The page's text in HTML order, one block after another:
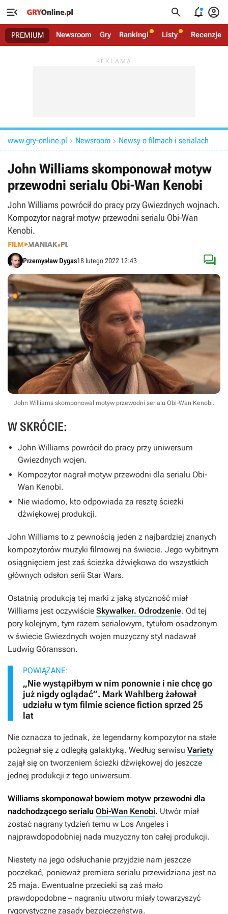
   
PREMIUM Newsroom Gry Rankingi Listy Recenzje
www.gry-online.pl  Newsroom  Newsy o filmach i serialach
John Williams skomponował motyw
przewodni serialu Obi-Wan Kenobi
John Williams powrócił do pracy przy Gwiezdnych wojnach.
Kompozytor nagrał motyw przewodni serialu Obi-Wan
Kenobi.
Przemysław Dygas18 lutego 2022 12:43 
John Williams skomponował motyw przewodni serialu Obi-Wan Kenobi.
W SKRÓCIE:
John Williams powrócił do pracy przy uniwersum
Gwiezdnych wojen.
Kompozytor nagrał motyw przewodni dla serialu Obi-
Wan Kenobi.
Nie wiadomo, kto odpowiada za resztę ścieżki
dźwiękowej produkcji.
John Williams to z pewnością jeden z najbardziej znanych
kompozytorów muzyki filmowej na świecie. Jego wybitnym
osiągnięciem jest zaś ścieżka dźwiękowa do wszystkich
głównych odsłon serii Star Wars.
Ostatnią produkcją tej marki z jaką styczność miał
Williams jest oczywiście Skywalker. Odrodzenie. Od tej
pory kolejnym, tym razem serialowym, tytułom osadzonym
w świecie Gwiezdnych wojen muzyczny styl nadawał
Ludwig Göransson.
POWIĄZANE:
„Nie wystąpiłbym w nim ponownie i nie chcę go
już nigdy oglądać”. Mark Wahlberg żałował
udziału w tym filmie science fiction sprzed 25
lat
Nie oznacza to jednak, że legendarny kompozytor na stałe
pożegnał się z odległą galaktyką. Według serwisu Variety
zajął się on tworzeniem ścieżki dźwiękowej do jeszcze
jednej produkcji z tego uniwersum.
Williams skomponował bowiem motyw przewodni dla
nadchodzącego serialu Obi-Wan Kenobi. Utwór miał
zostać nagrany tydzień temu w Los Angeles i
najprawdopodobniej nada muzyczny ton całej produkcji.
Niestety na jego odsłuchanie przyjdzie nam jeszcze
poczekać, ponieważ premiera serialu przewidziana jest na
25 maja. Ewentualne przecieki są zaś mało
prawdopodobne – nagraniu utworu miały towarzyszyć
rygorystyczne zasady bezpieczeństwa.